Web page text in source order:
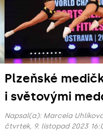
Plzeňské
i světovými
Napsal(a): Marcela
čtvrtek, 9. listopad 2023